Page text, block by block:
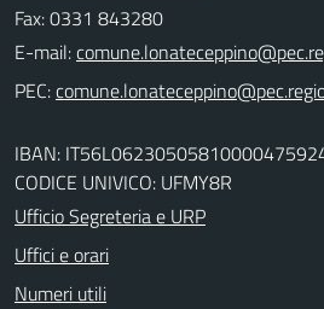
Fax: 0331 843280
E-mail:
PEC:
IBAN:
CODICE UNIVICO: UFMY8R
Ufficio Segreteria e URP
Uffici e orari
Numeri utili